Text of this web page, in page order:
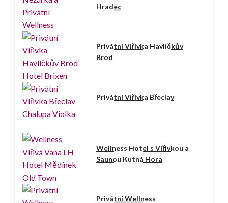
Hradec
Privátní Vířivka Havlíčkův
Brod
Privátní Vířivka Břeclav
Wellness Hotel s Vířivkou a
Saunou Kutná Hora
Privátní Wellness